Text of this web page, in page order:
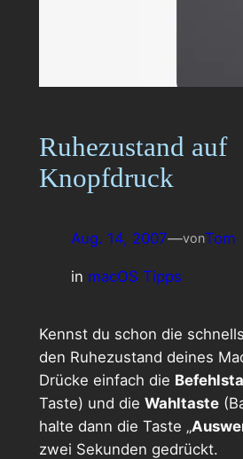
Ruhezustand auf
Knopfdruck
Aug. 14, 2007—vonTom
in macOS Tipps
Kennst du schon die
den Ruhezustand deines
Drücke einfach die
Taste) und die Wahltaste
halte dann die Taste „
zwei Sekunden gedrückt.